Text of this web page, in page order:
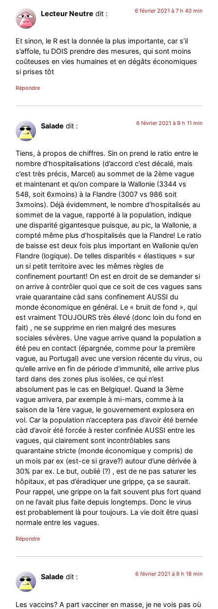
Lecteur Neutre dit : 6 février 2021 à 7 h 40 min
Et sinon, le R est la donnée la plus importante, car s’il
s’affole, tu DOIS prendre des mesures, qui sont moins
coûteuses en vies humaines et en dégâts économiques
si prises tôt
Répondre
Salade dit : 6 février 2021 à 9 h 11 min
Tiens, à propos de chiffres. Sin on prend le ratio entre le
nombre d’hospitalisations (d’accord c’est décalé, mais
c’est très précis, Marcel) au sommet de la 2ème vague
et maintenant et qu’on compare la Wallonie (3344 vs
548, soit 6xmoins) à la Flandre (3007 vs 986 soit
3xmoins). Déjà évidemment, le nombre d’hospitalisés au
sommet de la vague, rapporté à la population, indique
une disparité gigantesque puisque, au pic, la Wallonie, a
compté même plus d’hospitalisés que la Flandre! Le ratio
de baisse est deux fois plus important en Wallonie qu’en
Flandre (logique). De telles disparités « élastiques » sur
un si petit territoire avec les mêmes règles de
confinement pourtant! On est en droit de se demander si
on arrive à contrôler quoi que ce soit de ces vagues sans
vraie quarantaine càd sans confinement AUSSI du
monde économique en général. Le « bruit de fond », qui
est vraiment TOUJOURS très élevé (donc loin du fond en
fait) , ne se supprime en rien malgré des mesures
sociales sévères. Une vague arrive quand la population a
été peu en contact (épargnée, comme pour la première
vague, au Portugal) avec une version récente du virus, ou
qu’elle arrive en fin de période d’immunité, elle arrive plus
tard dans des zones plus isolées, ce qui n’est
absolument pas le cas en Belgique!. Quand la 3ème
vague arrivera, par exemple à mi-mars, comme à la
saison de la 1ère vague, le gouvernement explosera en
vol. Car la population n’acceptera pas d’avoir été bernée
càd d’avoir été forcée à rester confinée AUSSI entre les
vagues, qui clairement sont incontrôlables sans
quarantaine stricte (monde économique y compris) de
un mois par ex (est-ce si grave?) autour d’une dérivée à
30% par ex. Le but, oublié (?) , est de ne pas saturer les
hôpitaux, et pas d’éradiquer une grippe, ça se saurait.
Pour rappel, une grippe on la fait souvent plus fort quand
on ne l’avait plus faite depuis longtemps. Donc le virus
est probablement là pour toujours. La vie doit être quasi
normale entre les vagues.
Répondre
Salade dit : 6 février 2021 à 9 h 18 min
Les vaccins? A part vacciner en masse, je ne vois pas où